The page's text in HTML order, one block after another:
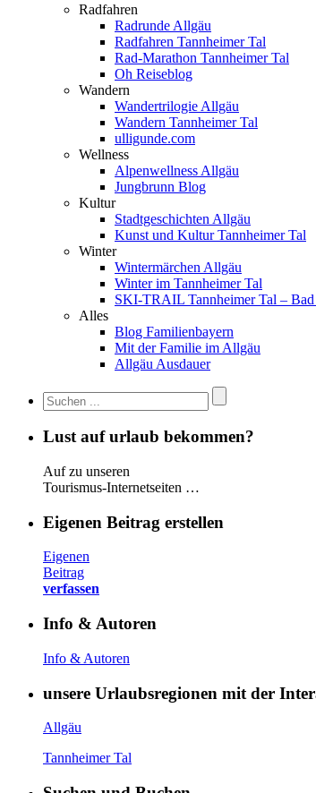
Radfahren
Radrunde Allgäu
Radfahren Tannheimer Tal
Rad-Marathon Tannheimer Tal
Oh Reiseblog
Wandern
Wandertrilogie Allgäu
Wandern Tannheimer Tal
ulligunde.com
Wellness
Alpenwellness Allgäu
Jungbrunn Blog
Kultur
Stadtgeschichten Allgäu
Kunst und Kultur Tannheimer Tal
Winter
Wintermärchen Allgäu
Winter im Tannheimer Tal
SKI-TRAIL Tannheimer Tal –
Alles
Blog Familienbayern
Mit der Familie im Allgäu
Allgäu Ausdauer
Lust auf urlaub bekommen?
Auf zu unseren
Tourismus-Internetseiten …
Eigenen Beitrag erstellen
Eigenen
Beitrag
verfassen
Info & Autoren
Info & Autoren
unsere Urlaubsregionen mit der
Allgäu
Tannheimer Tal